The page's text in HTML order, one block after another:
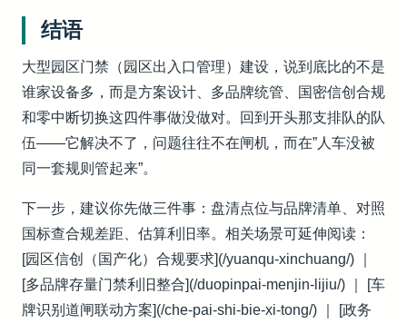
结语
大型园区门禁（园区出入口管理）建设，说到底比的不是
谁家设备多，而是方案设计、多品牌统管、国密信创合规
和零中断切换这四件事做没做对。回到开头那支排队的队
伍——它解决不了，问题往往不在闸机，而在”人车没被
同一套规则管起来”。
下一步，建议你先做三件事：盘清点位与品牌清单、对照
国标查合规差距、估算利旧率。相关场景可延伸阅读：
[园区信创（国产化）合规要求](/yuanqu-xinchuang/) ｜
[多品牌存量门禁利旧整合](/duopinpai-menjin-lijiu/) ｜ [车
牌识别道闸联动方案](/che-pai-shi-bie-xi-tong/) ｜ [政务